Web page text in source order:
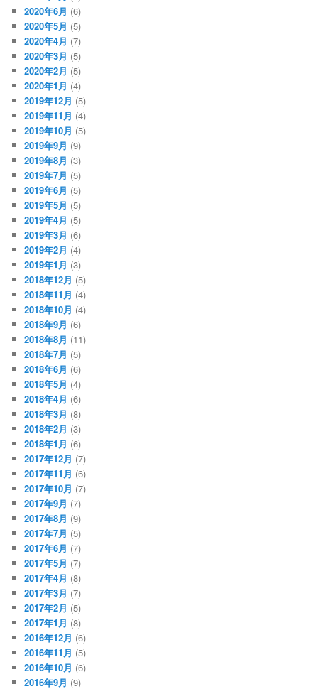
2020年6月 (6)
2020年5月 (5)
2020年4月 (7)
2020年3月 (5)
2020年2月 (5)
2020年1月 (4)
2019年12月 (5)
2019年11月 (4)
2019年10月 (5)
2019年9月 (9)
2019年8月 (3)
2019年7月 (5)
2019年6月 (5)
2019年5月 (5)
2019年4月 (5)
2019年3月 (6)
2019年2月 (4)
2019年1月 (3)
2018年12月 (5)
2018年11月 (4)
2018年10月 (4)
2018年9月 (6)
2018年8月 (11)
2018年7月 (5)
2018年6月 (6)
2018年5月 (4)
2018年4月 (6)
2018年3月 (8)
2018年2月 (3)
2018年1月 (6)
2017年12月 (7)
2017年11月 (6)
2017年10月 (7)
2017年9月 (7)
2017年8月 (9)
2017年7月 (5)
2017年6月 (7)
2017年5月 (7)
2017年4月 (8)
2017年3月 (7)
2017年2月 (5)
2017年1月 (8)
2016年12月 (6)
2016年11月 (5)
2016年10月 (6)
2016年9月 (9)